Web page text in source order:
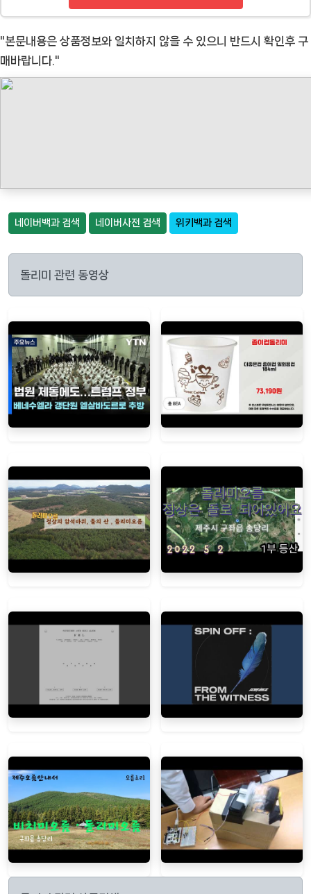
"본문내용은 상품정보와 일치하지 않을 수 있으니 반드시 확인후 구
매바랍니다."
네이버백과 검색 네이버사전 검색 위키백과 검색
돌리미 관련 동영상